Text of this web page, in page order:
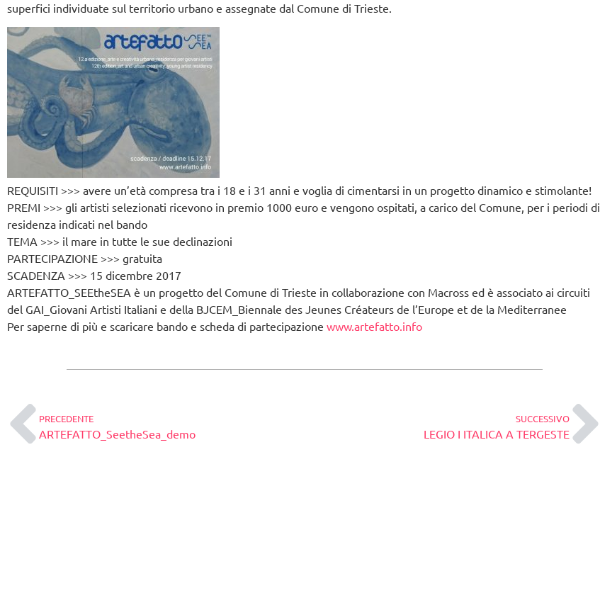
superfici individuate sul territorio urbano e assegnate dal Comune di Trieste.
REQUISITI >>> avere un’età compresa tra i 18 e i 31 anni e voglia di cimentarsi in un progetto dinamico e stimolante!
PREMI >>> gli artisti selezionati ricevono in premio 1000 euro e vengono ospitati, a carico del Comune, per i periodi di
residenza indicati nel bando
TEMA >>> il mare in tutte le sue declinazioni
PARTECIPAZIONE >>> gratuita
SCADENZA >>> 15 dicembre 2017
ARTEFATTO_SEEtheSEA è un progetto del Comune di Trieste in collaborazione con Macross ed è associato ai circuiti
del GAI_Giovani Artisti Italiani e della BJCEM_Biennale des Jeunes Créateurs de l’Europe et de la Mediterranee
Per saperne di più e scaricare bando e scheda di partecipazione www.artefatto.info
PRECEDENTE
ARTEFATTO_SeetheSea_demo
SUCCESSIVO
LEGIO I ITALICA A TERGESTE